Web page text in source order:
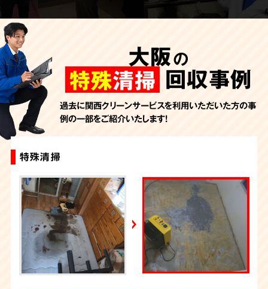
2026年7月27日放送
AbemaTV
2026年7月24日放送
朝日新聞
2026年7月10日放送
季刊「宗教問題」
2026年7月10日放送
東洋経済オンライン
2026年7月7日放送
FRIDAYデジタル
2026年7月6日放送
週刊循環経済新聞（7月6日号）
2026年7月4日放送
YouTube｜好井まさおの怪談を浴びる会
2026年6月28日放送
Yahoo!ニュース
大阪の
特殊清掃 回収事例
過去に関西クリーンサービスを利用いただいた方の事
例の一部をご紹介いたします！
特殊清掃
特殊清掃
特殊清掃
特殊清掃
特殊清掃
特殊清掃
特殊清掃
特殊清掃
特殊清掃
特殊清掃